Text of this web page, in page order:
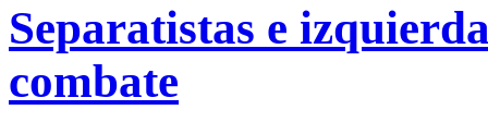
Separatistas e
combate